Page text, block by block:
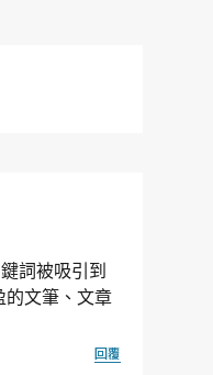
詞被吸引到
的文筆、文章
回覆